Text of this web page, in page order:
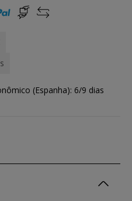
(Espanha): 6/9 dias